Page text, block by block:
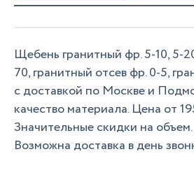
Щебень гранитный фр. 5-10, 5-
70, гранитный отсев фр. 0-5,
с доставкой по Москве и
качество материала. Цена от
Значительные скидки на
Возможна доставка в день